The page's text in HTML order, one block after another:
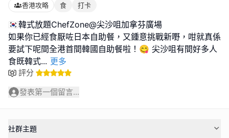
香港攻略 食 打卡
🇰🇷韓式放題ChefZone@尖沙咀加拿芬廣場
如果你已經食厭咗日本自助餐，又鍾意挑戰新嘢，咁就真係
要試下呢間全港首間韓國自助餐啦！😋 尖沙咀有間好多人
食既韓式... 更多
評分
發表第一個留言...
社群主題